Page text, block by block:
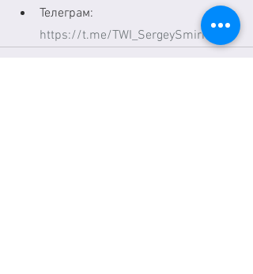
Телеграм:
https://t.me/TWI_SergeySmirnov